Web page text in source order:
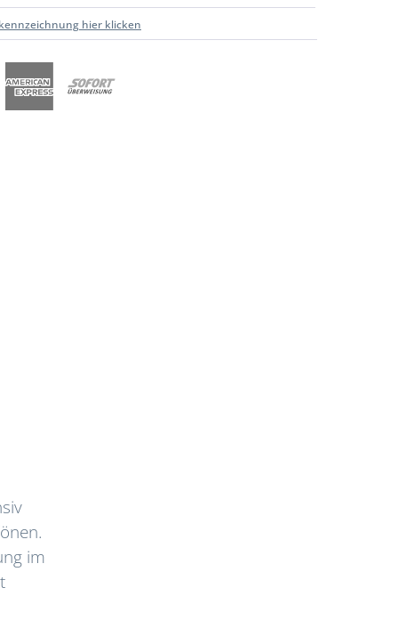
hier klicken
im